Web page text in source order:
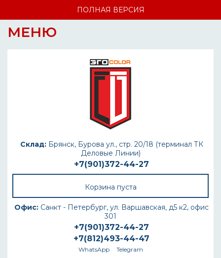
ПОЛНАЯ ВЕРСИЯ
МЕНЮ
Склад:Брянск, Бурова ул., стр. 20/18 (терминал ТК
Деловые Линии)
+7(901)372-44-27
Корзина пуста
Офис: Санкт - Петербург, ул. Варшавская, д5 к2, офис
301
+7(901)372-44-27
+7(812)493-44-47
WhatsApp Telegram